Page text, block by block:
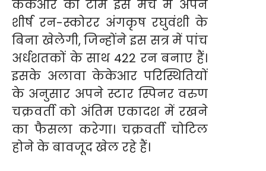
केकेआर की टीम इस मैच में अपने
शीर्ष रन-स्कोरर अंगकृष रघुवंशी के
बिना खेलेगी, जिन्होंने इस सत्र में पांच
अर्धशतकों के साथ 422 रन बनाए हैं।
इसके अलावा केकेआर परिस्थितियों
के अनुसार अपने स्टार स्पिनर वरुण
चक्रवर्ती को अंतिम एकादश में रखने
का फैसला करेगा। चक्रवर्ती चोटिल
होने के बावजूद खेल रहे हैं।